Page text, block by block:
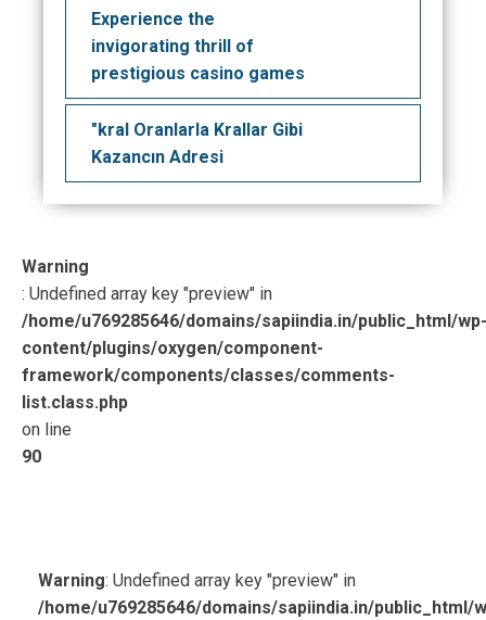
Experience the
invigorating thrill of
prestigious casino games
"kral Oranlarla Krallar Gibi
Kazancın Adresi
Warning
: Undefined array key "preview" in
/home/u769285646/domains/sapiindia.in/public_html/wp-
content/plugins/oxygen/component-
framework/components/classes/comments-
list.class.php
on line
90
Warning: Undefined array key "preview" in
/home/u769285646/domains/sapiindia.in/public_html/